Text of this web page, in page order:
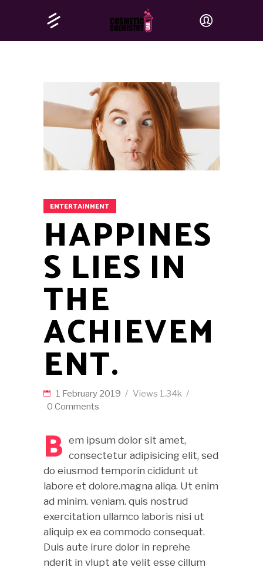
ENTERTAINMENT
HAPPINES
S LIES IN
THE
ACHIEVEM
ENT.
1 February 2019 Views 1.34k
0 Comments
B em ipsum dolor sit amet,
consectetur adipisicing elit, sed
do eiusmod temporin cididunt ut
labore et dolore.magna aliqa. Ut enim
ad minim. veniam. quis nostrud
exercitation ullamco laboris nisi ut
aliquip ex ea commodo consequat.
Duis aute irure dolor in reprehe
nderit in vlupt ate velit esse cillum